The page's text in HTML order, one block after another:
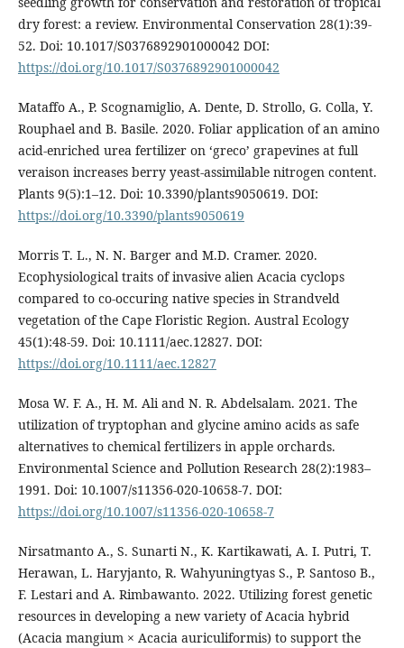
dry forest: a review. Environmental Conservation 28(1):39-
52. Doi: 10.1017/S0376892901000042 DOI:
https://doi.org/10.1017/S0376892901000042
Mataffo A., P. Scognamiglio, A. Dente, D. Strollo, G. Colla, Y.
Rouphael and B. Basile. 2020. Foliar application of an amino
acid-enriched urea fertilizer on ‘greco’ grapevines at full
veraison increases berry yeast-assimilable nitrogen content.
Plants 9(5):1–12. Doi: 10.3390/plants9050619. DOI:
https://doi.org/10.3390/plants9050619
Morris T. L., N. N. Barger and M.D. Cramer. 2020.
Ecophysiological traits of invasive alien Acacia cyclops
compared to co-occuring native species in Strandveld
vegetation of the Cape Floristic Region. Austral Ecology
45(1):48-59. Doi: 10.1111/aec.12827. DOI:
https://doi.org/10.1111/aec.12827
Mosa W. F. A., H. M. Ali and N. R. Abdelsalam. 2021. The
utilization of tryptophan and glycine amino acids as safe
alternatives to chemical fertilizers in apple orchards.
Environmental Science and Pollution Research 28(2):1983–
1991. Doi: 10.1007/s11356-020-10658-7. DOI:
https://doi.org/10.1007/s11356-020-10658-7
Nirsatmanto A., S. Sunarti N., K. Kartikawati, A. I. Putri, T.
Herawan, L. Haryjanto, R. Wahyuningtyas S., P. Santoso B.,
F. Lestari and A. Rimbawanto. 2022. Utilizing forest genetic
resources in developing a new variety of Acacia hybrid
(Acacia mangium × Acacia auriculiformis) to support the